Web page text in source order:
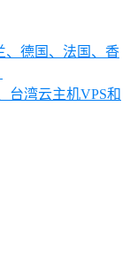
、德国、法国、香
台湾云主机VPS和